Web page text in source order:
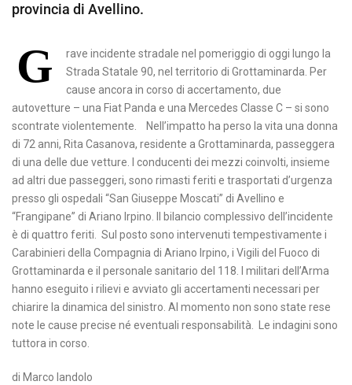
provincia di Avellino.
G
rave incidente stradale nel pomeriggio di oggi lungo la
Strada Statale 90, nel territorio di Grottaminarda. Per
cause ancora in corso di accertamento, due
autovetture – una Fiat Panda e una Mercedes Classe C – si sono
scontrate violentemente. Nell’impatto ha perso la vita una donna
di 72 anni, Rita Casanova, residente a Grottaminarda, passeggera
di una delle due vetture. I conducenti dei mezzi coinvolti, insieme
ad altri due passeggeri, sono rimasti feriti e trasportati d’urgenza
presso gli ospedali “San Giuseppe Moscati” di Avellino e
“Frangipane” di Ariano Irpino. Il bilancio complessivo dell’incidente
è di quattro feriti. Sul posto sono intervenuti tempestivamente i
Carabinieri della Compagnia di Ariano Irpino, i Vigili del Fuoco di
Grottaminarda e il personale sanitario del 118. I militari dell’Arma
hanno eseguito i rilievi e avviato gli accertamenti necessari per
chiarire la dinamica del sinistro. Al momento non sono state rese
note le cause precise né eventuali responsabilità. Le indagini sono
tuttora in corso.
di Marco Iandolo